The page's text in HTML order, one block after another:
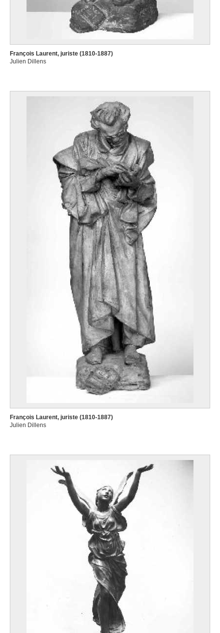
François Laurent, juriste (1810-1887)
Julien Dillens
François Laurent, juriste (1810-1887)
Julien Dillens